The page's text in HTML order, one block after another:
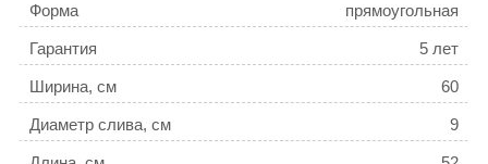
Форма прямоугольная
Гарантия 5 лет
Ширина, см 60
Диаметр слива, см 9